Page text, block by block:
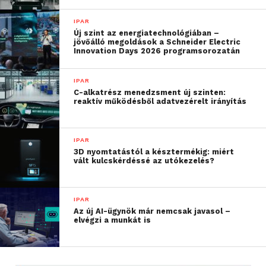
További friss híreket talál a
Csatlakozzon hozzánk aFacebookonis!
IPAR
Új szint az energiatechnológiában –
jövőálló megoldások a Schneider Electric
Innovation Days 2026 programsorozatán
IPAR
C-alkatrész menedzsment új szinten:
reaktív működésből adatvezérelt irányítás
IPAR
3D nyomtatástól a késztermékig: miért
vált kulcskérdéssé az utókezelés?
IPAR
Az új AI-ügynök már nemcsak javasol –
elvégzi a munkát is